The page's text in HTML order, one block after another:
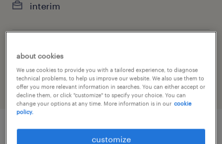
interim
job category
advertising, marketing & public relations
about cookies
We use cookies to provide you with a tailored experience, to diagnose
technical problems, to help us improve our website. We also use them to
offer you more relevant information in searches. You can either accept or
decline them, or click "customize" to specify your choice. You can
change your options at any time. More information is in our cookie
policy.
customize